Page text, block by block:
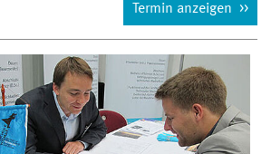
Termin anzeigen